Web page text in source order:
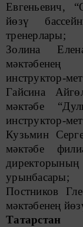
Евгеньевич,
йөзү
тренерлары;
Золина
мәктәбенең
инструктор-
Гайсина
мәктәбе
инструктор-
Кузьмин
мәктәбе
урынбасары;
Постников
мәктәбенең